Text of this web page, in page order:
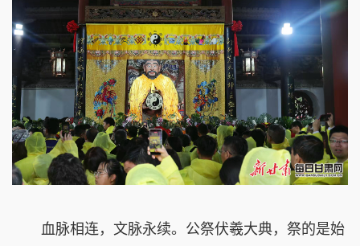
血脉相连，文脉永续。公祭伏羲大典，祭的是始